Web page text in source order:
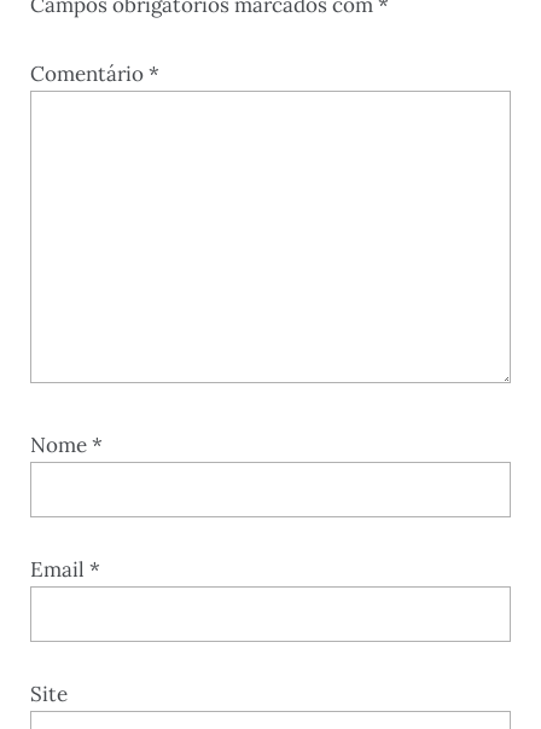
Comentário*
Nome*
Email *
Site